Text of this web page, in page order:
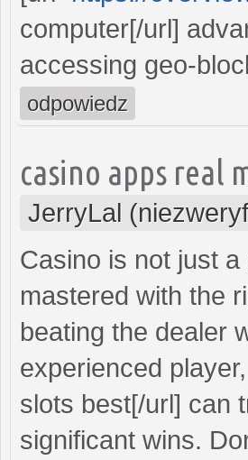
computer[/url]
accessing geo-
odpowiedz
casino apps real
JerryLal
Casino is not just
mastered with the
beating the dealer
experienced
slots best[/url] can
significant wins.